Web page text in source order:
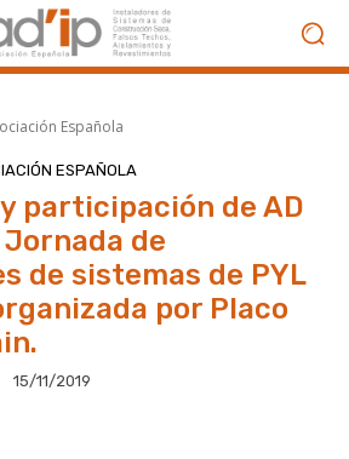
Española
ESPAÑOLA
participación de AD
Jornada de
de sistemas de PYL
por Placo
15/11/2019